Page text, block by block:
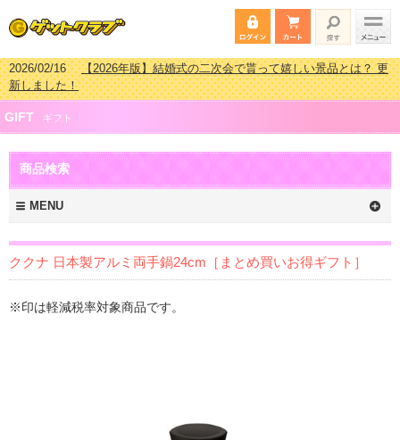
2026/02/16【2026年版】結婚式の二次会で貰って嬉しい景品とは？ 更
新しました！
2026/02/03【2026年版】ゴルフコンペ景品 3000円未満［2000円～
2999円編］もらってうれしい人気ラ…
2026/07/15【2026年版】ビンゴゲーム景品おすすめ金額別人気ランキ
ング 更新しました！
2026/04/03
2999円編］もらってうれしい人気ラ…
GIFT ギフト
商品検索
MENU
ククナ 日本製アルミ両手鍋24cm［まとめ買いお得ギフト］
※印は軽減税率対象商品です。